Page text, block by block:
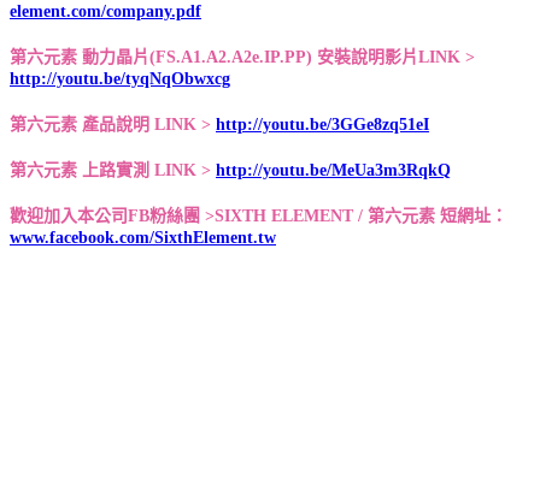
element.com/company.pdf
第六元素 動力晶片(FS.A1.A2.A2e.IP.PP) 安裝說明影片LINK >
http://youtu.be/tyqNqObwxcg
第六元素 產品說明 LINK > http://youtu.be/3GGe8zq51eI
第六元素 上路實測 LINK > http://youtu.be/MeUa3m3RqkQ
歡迎加入本公司FB粉絲團 >SIXTH ELEMENT / 第六元素 短網址：
www.facebook.com/SixthElement.tw